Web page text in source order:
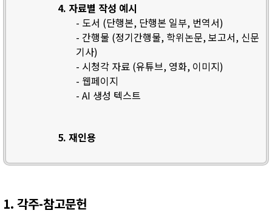
4. 자료별 작성 예시
- 도서 (단행본, 단행본 일부, 번역서)
- 간행물 (정기간행물, 학위논문, 보고서, 신문
기사)
- 시청각 자료 (유튜브, 영화, 이미지)
- 웹페이지
- AI 생성 텍스트
5. 재인용
1. 각주-참고문헌